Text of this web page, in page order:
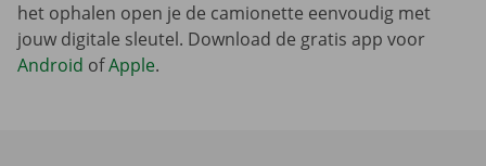
het ophalen open je de camionette eenvoudig met
jouw digitale sleutel. Download de gratis app voor
Android ofApple.